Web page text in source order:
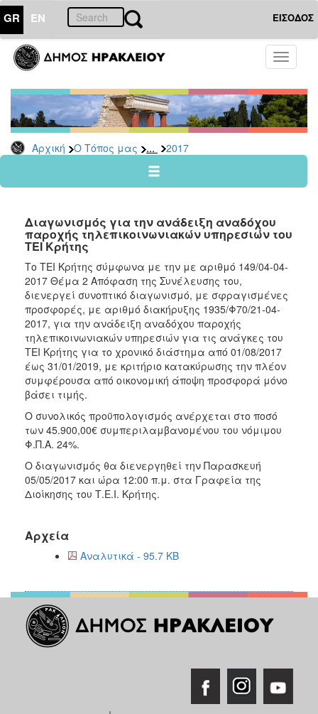
GR EN ΕΙΣΟΔΟΣ
Toggle
Αρχική Ο Τόπος μας ... 2017
ΤΟΠΟΣ
ΜΑΣ
Ανακοινώσεις
Αρχείο
2026
2024
2022
2021
2020
2019
2018
2017
2016
2015
2012
2011
ΔΗΜΟΣ
ΠΟΛΙΤΙΣΜΟΣ
Διαγωνισμός για την ανάδειξη αναδόχου
παροχής τηλεπικοινωνιακών υπηρεσιών του
ΤΕΙ Κρήτης
Το ΤΕΙ Κρήτης σύμφωνα με την με αριθμό 149/04-04-
2017 Θέμα 2 Απόφαση της Συνέλευσης του,
διενεργεί συνοπτικό διαγωνισμό, με σφραγισμένες
προσφορές, με αριθμό διακήρυξης 1935/Φ70/21-04-
2017, για την ανάδειξη αναδόχου παροχής
τηλεπικοινωνιακών υπηρεσιών για τις ανάγκες του
ΤΕΙ Κρήτης για το χρονικό διάστημα από 01/08/2017
έως 31/01/2019, με κριτήριο κατακύρωσης την πλέον
συμφέρουσα από οικονομική άποψη προσφορά μόνο
βάσει τιμής.
Ο συνολικός προϋπολογισμός ανέρχεται στο ποσό
των 45.900,00€ συμπεριλαμβανομένου του νόμιμου
Φ.Π.Α. 24%.
Ο διαγωνισμός θα διενεργηθεί την Παρασκευή
05/05/2017 και ώρα 12:00 π.μ. στα Γραφεία της
Διοίκησης του Τ.Ε.Ι. Κρήτης.
Αρχεία
Αναλυτικά - 95.7 KB